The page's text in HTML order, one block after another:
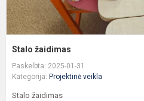
Stalo žaidimas
Paskelbta: 2025-01-31
Kategorija: Projektinė veikla
Stalo žaidimas